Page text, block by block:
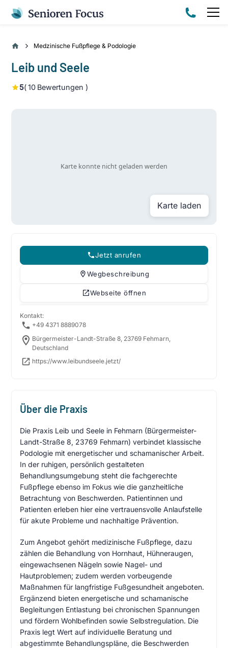
Medzinische Fußpflege & Podologie
Leib und Seele
5(10 Bewertungen )
Karte laden
Jetzt anrufen
Wegbeschreibung
Webseite öffnen
Kontakt:
+49 4371 8889078
Bürgermeister-Landt-Straße 8, 23769 Fehmarn,
Deutschland
https://www.leibundseele.jetzt/
Über die Praxis
Die Praxis Leib und Seele in Fehmarn (Bürgermeister-
Landt-Straße 8, 23769 Fehmarn) verbindet klassische
Podologie mit energetischer und schamanischer Arbeit.
In der ruhigen, persönlich gestalteten
Behandlungsumgebung steht die fachgerechte
Fußpflege ebenso im Fokus wie die ganzheitliche
Betrachtung von Beschwerden. Patientinnen und
Patienten erleben hier eine vertrauensvolle Anlaufstelle
für akute Probleme und nachhaltige Prävention.
Zum Angebot gehört medizinische Fußpflege, dazu
zählen die Behandlung von Hornhaut, Hühneraugen,
eingewachsenen Nägeln sowie Nagel- und
Hautproblemen; zudem werden vorbeugende
Maßnahmen für langfristige Fußgesundheit angeboten.
Ergänzend bieten energetische und schamanische
Begleitungen Entlastung bei chronischen Spannungen
und fördern Wohlbefinden sowie Selbstregulation. Die
Praxis legt Wert auf individuelle Beratung und
abgestimmte Behandlungspläne, die Beschwerden